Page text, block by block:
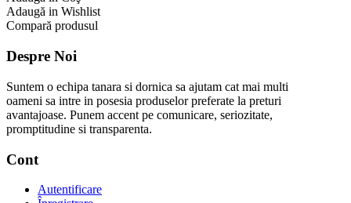
Adaugă in Wishlist
Compară produsul
Despre Noi
Suntem o echipa tanara si dornica sa ajutam cat mai multi
oameni sa intre in posesia produselor preferate la preturi
avantajoase. Punem accent pe comunicare, seriozitate,
promptitudine si transparenta.
Cont
Autentificare